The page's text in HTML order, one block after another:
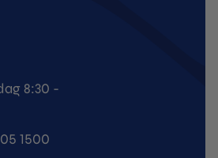
8:30 -
1500